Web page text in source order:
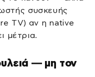
συσκευής
TV) αν η native
μέτρια.
— μη τον